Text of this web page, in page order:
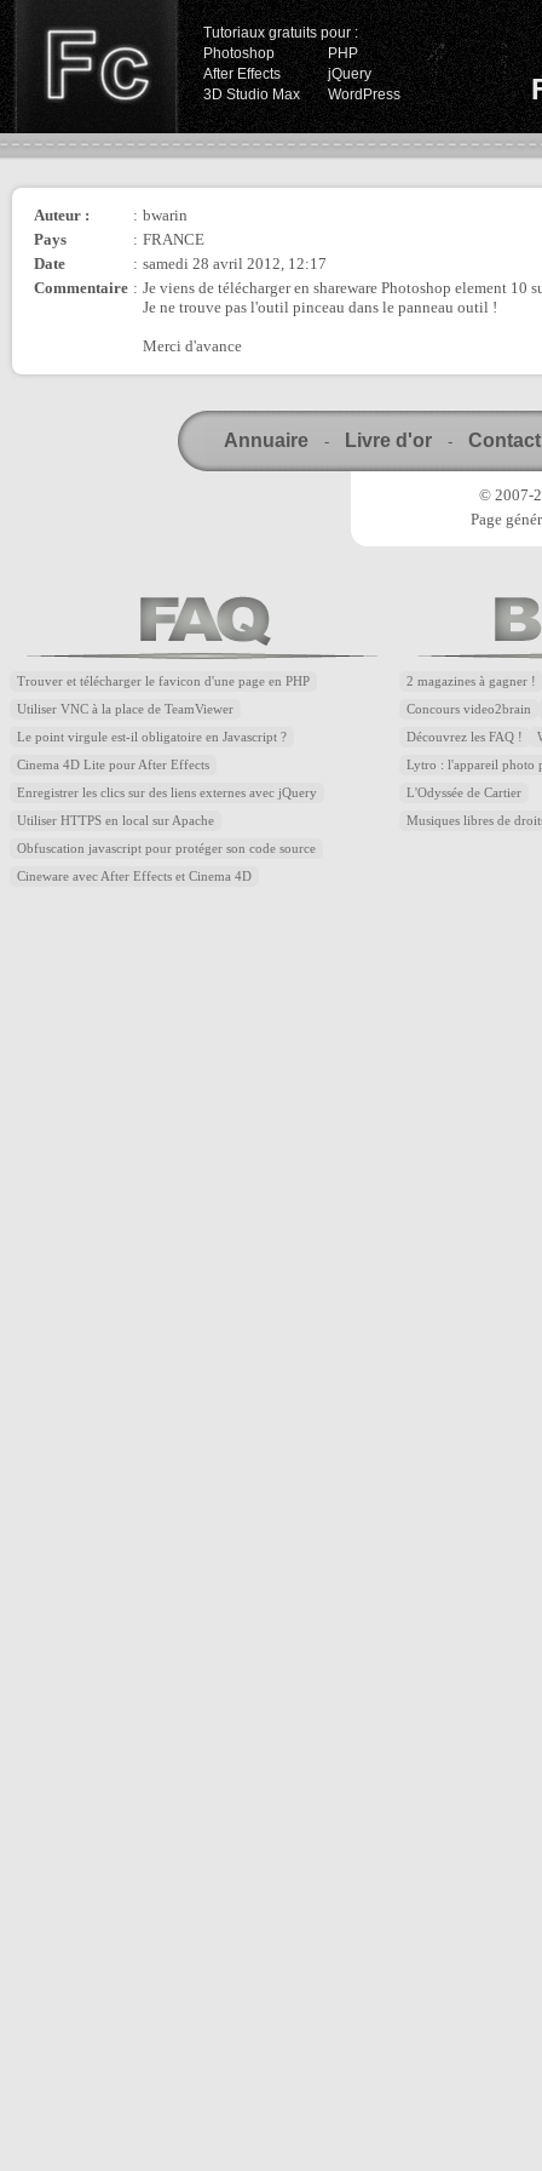
Tutoriaux gratuits pour :
Photoshop
PHP
After Effects
jQuery
3D Studio Max
WordPress
Auteur : : bwarin
Pays
: FRANCE
Date
: samedi 28 avril 2012, 12:17
Commentaire : Je viens de télécharger en shareware Photoshop element 10
Je ne trouve pas l'outil pinceau dans le panneau outil !
Merci d'avance
Annuaire - Livre d'or - Contact
© 2007-
Page
Trouver et télécharger le favicon d'une page en PHP
Utiliser VNC à la place de TeamViewer
Le point virgule est-il obligatoire en Javascript ?
Cinema 4D Lite pour After Effects
Enregistrer les clics sur des liens externes avec jQuery
Utiliser HTTPS en local sur Apache
Obfuscation javascript pour protéger son code source
Cineware avec After Effects et Cinema 4D
2 magazines à gagner !
Concours video2brain
Découvrez les FAQ !
Lytro : l'appareil photo
L'Odyssée de Cartier
Musiques libres de